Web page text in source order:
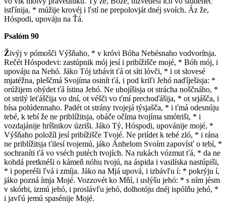
istľínija, * múžije krovéj i ľstí ne prepolovját dnéj svoích. Áz že,
Hóspodi, upováju na Ťá.
Psalóm 90
Živýj v pómošči Výšňaho, * v króvi Bóha Nebésnaho vodvorítsja.
Rečét Hóspodevi: zastúpnik mój jesí i pribížišče mojé, * Bóh mój, i
upováju na Nehó. Jáko Tój izbávit ťá ot síti lóvči, * i ot slovesé
mjatéžna, pleščmá Svojíma osinít ťá, i pod kriľi Jehó naďíješisja: *
orúžijem obýdet ťá ístina Jehó. Ne ubojíšisja ot strácha noščnáho, *
ot strilý leťáščija vo dní, ot véšči vo ťmí prechoďášija, * ot srjášča, i
bísa polúdennaho. Padét ot strány tvojejá týsjašča, * i ťmá odesnúju
tebé, k tebí že ne priblížitsja, obáče očíma tvojíma smótriši, * i
vozdajánije hríšnikov úzriši. Jáko Tý, Hóspodi, upovánije mojé, *
Výšňaho položíl jesí pribížišče Tvojé. Ne priídet k tebé zló, * i rána
ne priblížitsja ťilesí tvojemú, jáko Ánhelom Svoím zapovísť o tebí, *
sochraníti ťá vo vséch putéch tvojích. Na rukách vózmut ťá, * da ne
kohdá pretknéši o kámeň nóhu tvojú, na áspida i vasilíska nastúpiši,
* i poperéši ľvá i zmíja. Jáko na Mjá upová, i izbávľu í: * pokrýju í,
jáko pozná ímja Mojé. Vozzovét ko Mňí, i uslýšu jehó: * s ním jésm
v skórbi, izmú jehó, i proslávľu jehó, dolhotóju dnéj ispólňu jehó, *
i javľú jemú spasénije Mojé.